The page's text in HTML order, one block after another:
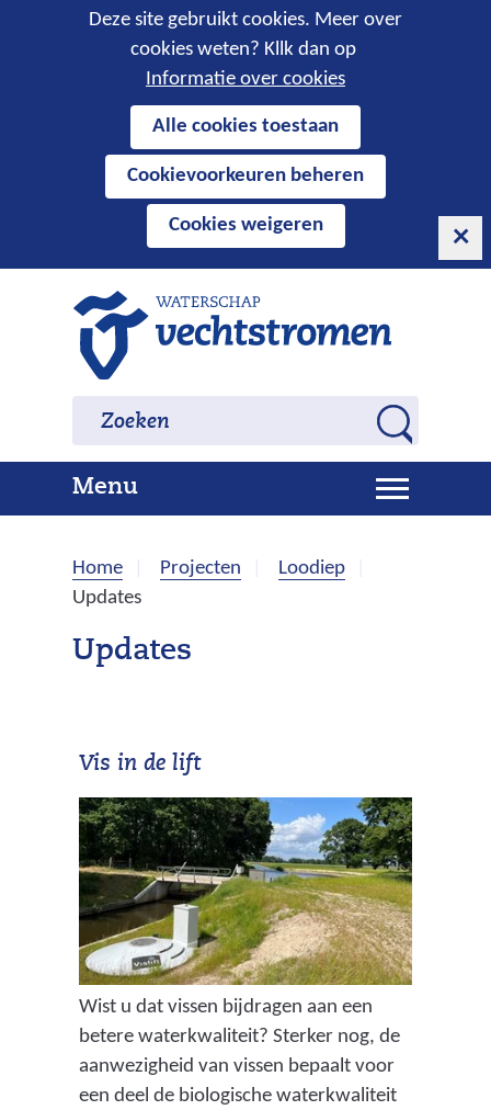
Cookies
toestaan?
Deze site gebruikt cookies. Meer over
cookies weten? Kllk dan op
Informatie over cookies
cookies
deze
website
worden
toegestaan
geweigerd.
Alle cookies toestaan
Cookievoorkeuren beheren
Cookies weigeren
naar
o
e
k
e
n
Zoeken Zoeken
MenuU
i
l
p
Home Projecten
Loodiep
Updates
Updates
Vis in de lift
Wist u dat vissen bijdragen aan een
betere waterkwaliteit? Sterker nog, de
aanwezigheid van vissen bepaalt voor
een deel de biologische waterkwaliteit